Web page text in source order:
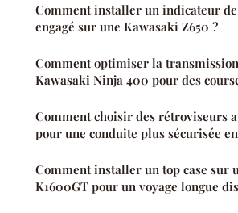
Comment installer un indicateur
engagé sur une Kawasaki Z650 ?
Comment optimiser la
Kawasaki Ninja 400 pour des
Comment choisir des rétroviseurs
pour une conduite plus sécurisée
Comment installer un top case sur
K1600GT pour un voyage longue